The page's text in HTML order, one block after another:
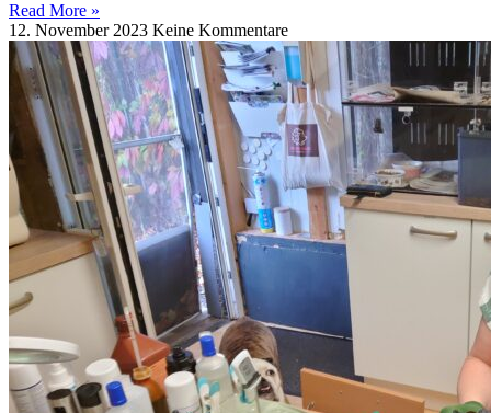
Read More »
12. November 2023 Keine Kommentare